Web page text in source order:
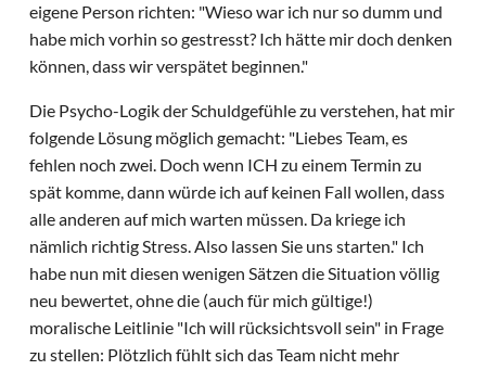
eigene Person richten: "Wieso war ich nur so dumm und
habe mich vorhin so gestresst? Ich hätte mir doch denken
können, dass wir verspätet beginnen."
Die Psycho-Logik der Schuldgefühle zu verstehen, hat mir
folgende Lösung möglich gemacht: "Liebes Team, es
fehlen noch zwei. Doch wenn ICH zu einem Termin zu
spät komme, dann würde ich auf keinen Fall wollen, dass
alle anderen auf mich warten müssen. Da kriege ich
nämlich richtig Stress. Also lassen Sie uns starten." Ich
habe nun mit diesen wenigen Sätzen die Situation völlig
neu bewertet, ohne die (auch für mich gültige!)
moralische Leitlinie "Ich will rücksichtsvoll sein" in Frage
zu stellen: Plötzlich fühlt sich das Team nicht mehr